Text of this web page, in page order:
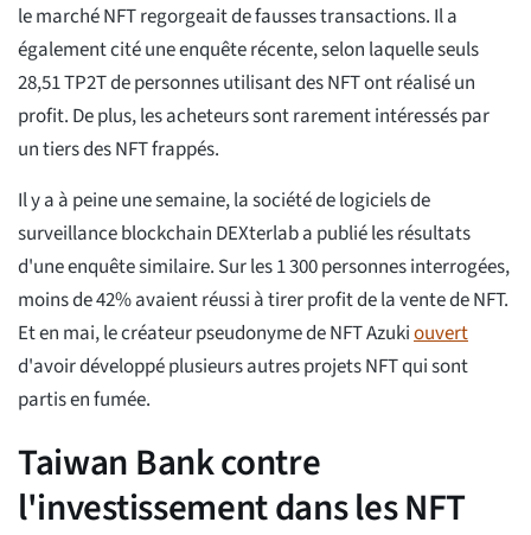
le marché NFT regorgeait de fausses transactions. Il a
également cité une enquête récente, selon laquelle seuls
28,51 TP2T de personnes utilisant des NFT ont réalisé un
profit. De plus, les acheteurs sont rarement intéressés par
un tiers des NFT frappés.
Il y a à peine une semaine, la société de logiciels de
surveillance blockchain DEXterlab a publié les résultats
d'une enquête similaire. Sur les 1 300 personnes interrogées,
moins de 42% avaient réussi à tirer profit de la vente de NFT.
Et en mai, le créateur pseudonyme de NFT Azukiouvert
d'avoir développé plusieurs autres projets NFT qui sont
partis en fumée.
Taiwan Bank contre
l'investissement dans les NFT